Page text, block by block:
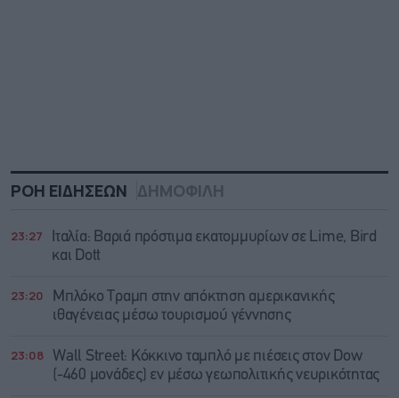
ΡΟΗ ΕΙΔΗΣΕΩΝ ΔΗΜΟΦΙΛΗ
23:27
Ιταλία: Βαριά πρόστιμα εκατομμυρίων σε Lime, Bird
και Dott
23:20
Μπλόκο Τραμπ στην απόκτηση αμερικανικής
ιθαγένειας μέσω τουρισμού γέννησης
23:08
Wall Street: Κόκκινο ταμπλό με πιέσεις στον Dow
(-460 μονάδες) εν μέσω γεωπολιτικής νευρικότητας